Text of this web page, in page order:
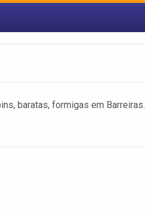
baratas, formigas em Barreiras.